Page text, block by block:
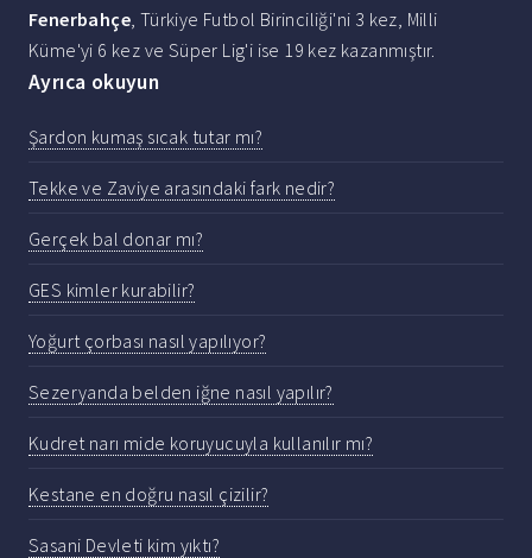
Fenerbahçe, Türkiye Futbol Birinciliği'ni 3 kez, Milli
Küme'yi 6 kez ve Süper Lig'i ise 19 kez kazanmıştır.
Ayrıca okuyun
Şardon kumaş sıcak tutar mı?
Tekke ve Zaviye arasındaki fark nedir?
Gerçek bal donar mı?
GES kimler kurabilir?
Yoğurt çorbası nasıl yapılıyor?
Sezeryanda belden iğne nasıl yapılır?
Kudret narı mide koruyucuyla kullanılır mı?
Kestane en doğru nasıl çizilir?
Sasani Devleti kim yıktı?